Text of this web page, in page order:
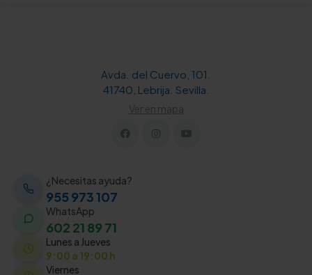
Avda. del Cuervo, 101.
41740, Lebrija. Sevilla.
Ver en mapa
¿Necesitas ayuda?
955 973 107
WhatsApp
602 21 89 71
Lunes a Jueves
9:00 a 19:00 h
Viernes